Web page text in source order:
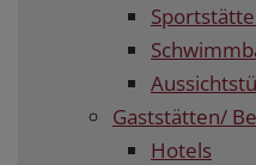
Gaststätten/
Hotels